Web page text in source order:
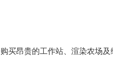
买昂贵的工作站、渲染农场